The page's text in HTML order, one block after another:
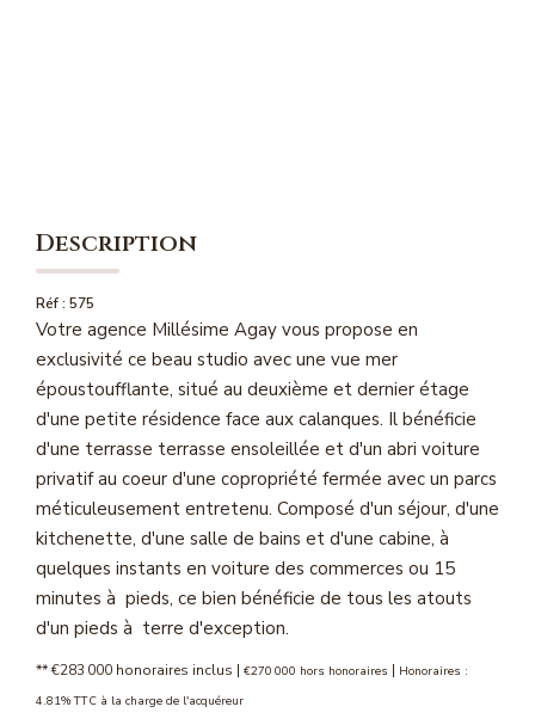
Millésimme Immobilier N°8
Millésimme Immobilier N°11
Magasine Vendu Boulouris
Magasine Vendu St-Raphaël/Fréjus
CONTACT
Description
Réf : 575
Votre agence Millésime Agay vous propose en
exclusivité ce beau studio avec une vue mer
époustoufflante, situé au deuxième et dernier étage
d'une petite résidence face aux calanques. Il bénéficie
d'une terrasse terrasse ensoleillée et d'un abri voiture
privatif au coeur d'une copropriété fermée avec un parcs
méticuleusement entretenu. Composé d'un séjour, d'une
kitchenette, d'une salle de bains et d'une cabine, à
quelques instants en voiture des commerces ou 15
minutes à pieds, ce bien bénéficie de tous les atouts
d'un pieds à terre d'exception.
** €283 000 honoraires inclus | €270 000 hors honoraires | Honoraires :
4.81% TTC à la charge de l'acquéreur